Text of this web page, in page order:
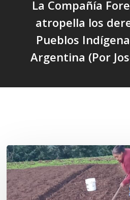
La Compañía
atropella los
Pueblos
Argentina (Por
«La
privatización
de